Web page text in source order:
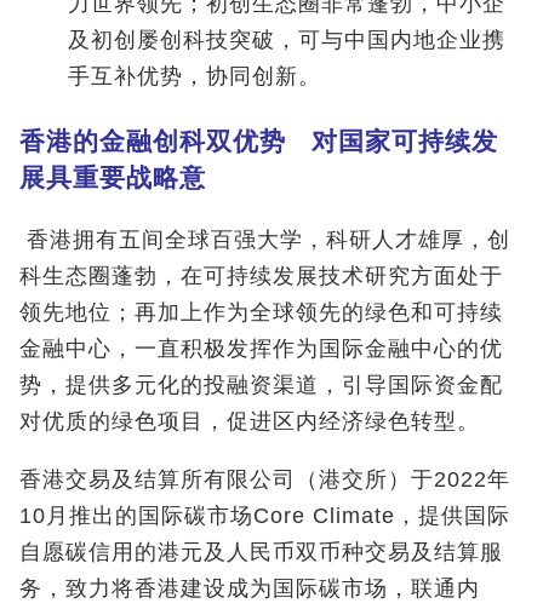
及初创屡创科技突破，可与中国内地企业携
手互补优势，协同创新。
香港的金融创科双优势 对国家可持续发
展具重要战略意
香港拥有五间全球百强大学，科研人才雄厚，创
科生态圈蓬勃，在可持续发展技术研究方面处于
领先地位；再加上作为全球领先的绿色和可持续
金融中心，一直积极发挥作为国际金融中心的优
势，提供多元化的投融资渠道，引导国际资金配
对优质的绿色项目，促进区内经济绿色转型。
香港交易及结算所有限公司（港交所）于2022年
10月推出的国际碳市场Core Climate，提供国际
自愿碳信用的港元及人民币双币种交易及结算服
务，致力将香港建设成为国际碳市场，联通内